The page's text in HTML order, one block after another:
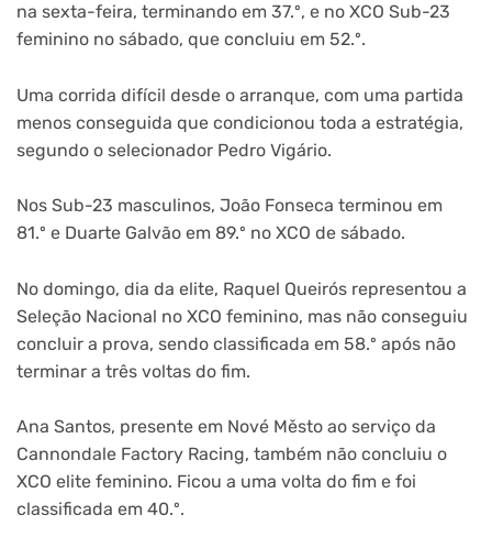
na sexta-feira, terminando em 37.º, e no XCO Sub-23
feminino no sábado, que concluiu em 52.º.
Uma corrida difícil desde o arranque, com uma partida
menos conseguida que condicionou toda a estratégia,
segundo o selecionador Pedro Vigário.
Nos Sub-23 masculinos, João Fonseca terminou em
81.º e Duarte Galvão em 89.º no XCO de sábado.
No domingo, dia da elite, Raquel Queirós representou a
Seleção Nacional no XCO feminino, mas não conseguiu
concluir a prova, sendo classificada em 58.º após não
terminar a três voltas do fim.
Ana Santos, presente em Nové Město ao serviço da
Cannondale Factory Racing, também não concluiu o
XCO elite feminino. Ficou a uma volta do fim e foi
classificada em 40.º.